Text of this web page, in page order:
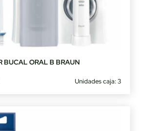
BUCAL ORAL B BRAUN
Unidades caja: 3